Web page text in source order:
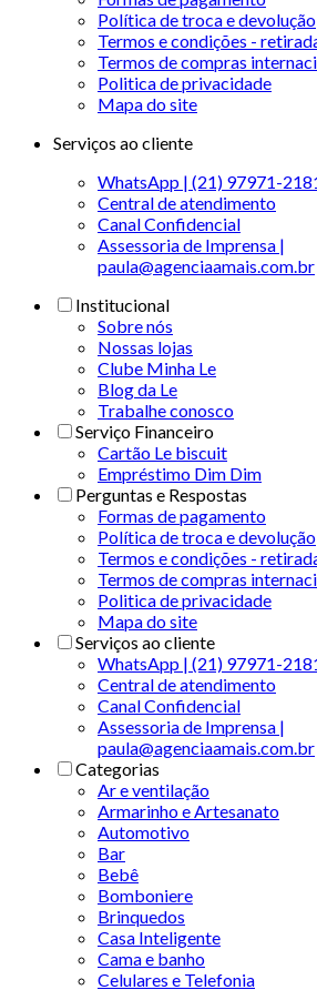
Política de troca e devolução
Termos e condições -
Termos de compras
Politica de privacidade
Mapa do site
Serviços ao cliente
WhatsApp | (21) 97971-
Central de atendimento
Canal Confidencial
Assessoria de Imprensa |
paula@agenciaamais.com.br
Institucional
Sobre nós
Nossas lojas
Clube Minha Le
Blog da Le
Trabalhe conosco
Serviço Financeiro
Cartão Le biscuit
Empréstimo Dim Dim
Perguntas e Respostas
Formas de pagamento
Política de troca e devolução
Termos e condições -
Termos de compras
Politica de privacidade
Mapa do site
Serviços ao cliente
WhatsApp | (21) 97971-
Central de atendimento
Canal Confidencial
Assessoria de Imprensa |
paula@agenciaamais.com.br
Categorias
Ar e ventilação
Armarinho e Artesanato
Automotivo
Bar
Bebê
Bomboniere
Brinquedos
Casa Inteligente
Cama e banho
Celulares e Telefonia